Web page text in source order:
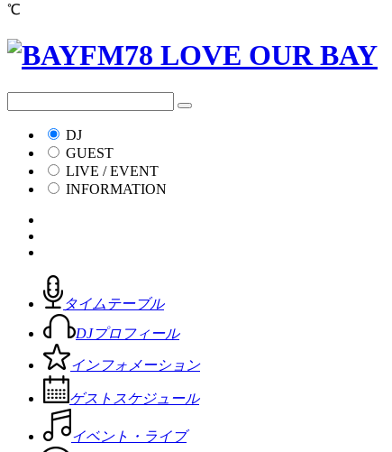
℃
DJ
GUEST
LIVE / EVENT
INFORMATION
タイムテーブル
DJプロフィール
インフォメーション
ゲストスケジュール
イベント・ライブ